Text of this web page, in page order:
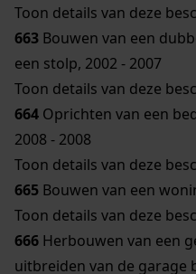
Toon details van deze
663 Bouwen van een
een stolp, 2002 - 2007
Toon details van deze
664 Oprichten van een
2008 - 2008
Toon details van deze
665 Bouwen van een
Toon details van deze
666 Herbouwen van een
uitbreiden van de garage